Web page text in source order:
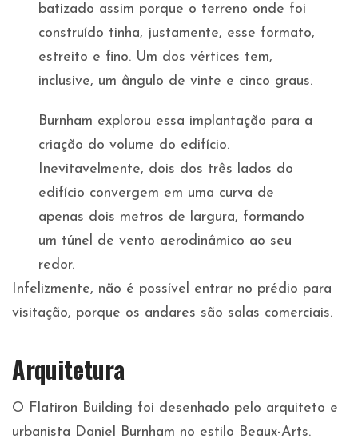
batizado assim porque o terreno onde foi
construído tinha, justamente, esse formato,
estreito e fino. Um dos vértices tem,
inclusive, um ângulo de vinte e cinco graus.
Burnham explorou essa implantação para a
criação do volume do edifício.
Inevitavelmente, dois dos três lados do
edifício convergem em uma curva de
apenas dois metros de largura, formando
um túnel de vento aerodinâmico ao seu
redor.
Infelizmente, não é possível entrar no prédio para
visitação, porque os andares são salas comerciais.
Arquitetura
O Flatiron Building foi desenhado pelo arquiteto e
urbanista Daniel Burnham no estilo Beaux-Arts.